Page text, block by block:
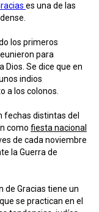
es una de las
los primeros
para
Dios. Se dice que en
indios
a los colonos.
fechas distintas del
como fiesta nacional
de cada noviembre
la Guerra de
de Gracias tiene un
se practican en el